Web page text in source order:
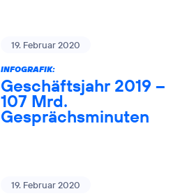
19. Februar 2020
INFOGRAFIK:
Geschäftsjahr 2019 –
107 Mrd.
Gesprächsminuten
19. Februar 2020